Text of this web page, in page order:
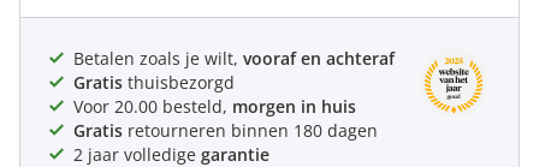
Betalen zoals je wilt, vooraf en achteraf
Gratis thuisbezorgd
Voor 20.00 besteld, morgen in huis
Gratis retourneren binnen 180 dagen
2 jaar volledige garantie